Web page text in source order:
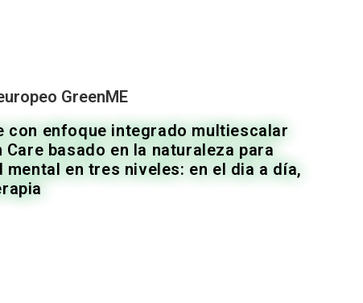
GreenME
con enfoque integrado multiescalar
basado en la naturaleza para
en tres niveles: en el dia a día,